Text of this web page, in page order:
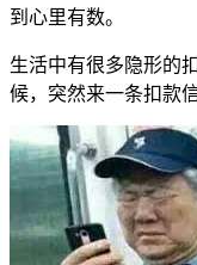
到心里有数。
生活中有很多隐形的
候，突然来一条扣款